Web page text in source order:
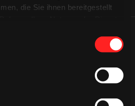
die Sie ihnen bereitgestellt